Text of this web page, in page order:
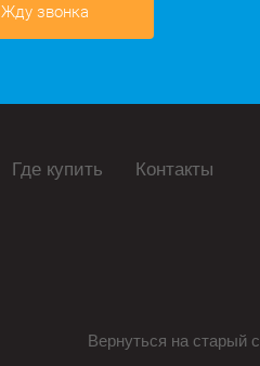
Жду звонка
Где купить Контакты
Вернуться на старый